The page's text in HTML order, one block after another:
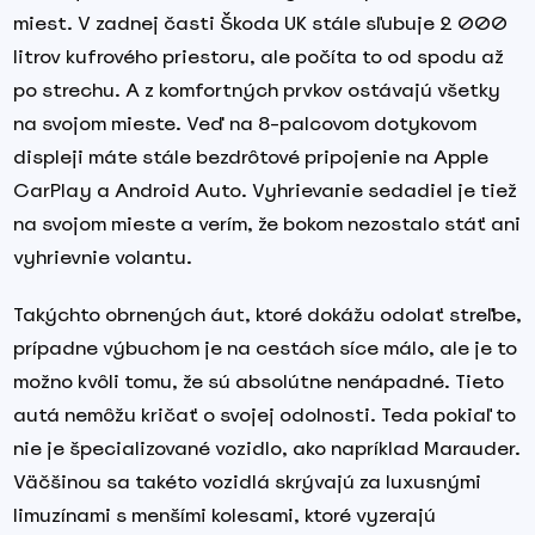
miest. V zadnej časti Škoda UK stále sľubuje 2 000
litrov kufrového priestoru, ale počíta to od spodu až
po strechu. A z komfortných prvkov ostávajú všetky
na svojom mieste. Veď na 8-palcovom dotykovom
displeji máte stále bezdrôtové pripojenie na Apple
CarPlay a Android Auto. Vyhrievanie sedadiel je tiež
na svojom mieste a verím, že bokom nezostalo stáť ani
vyhrievnie volantu.
Takýchto obrnených áut, ktoré dokážu odolať streľbe,
prípadne výbuchom je na cestách síce málo, ale je to
možno kvôli tomu, že sú absolútne nenápadné. Tieto
autá nemôžu kričať o svojej odolnosti. Teda pokiaľ to
nie je špecializované vozidlo, ako napríklad Marauder.
Väčšinou sa takéto vozidlá skrývajú za luxusnými
limuzínami s menšími kolesami, ktoré vyzerajú